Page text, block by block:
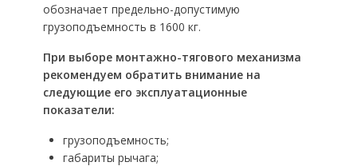
обозначает предельно-допустимую
грузоподъемность в 1600 кг.
При выборе монтажно-тягового механизма
рекомендуем обратить внимание на
следующие его эксплуатационные
показатели:
грузоподъемность;
габариты рычага;